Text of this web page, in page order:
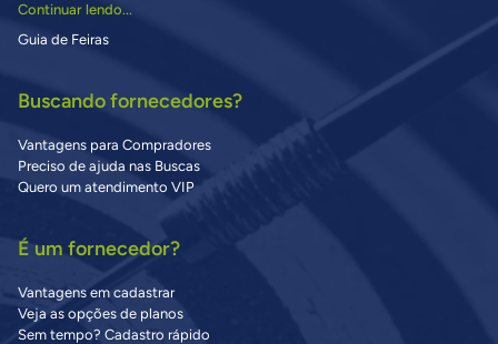
Continuar lendo...
Guia de Feiras
Buscando fornecedores?
Vantagens para Compradores
Preciso de ajuda nas Buscas
Quero um atendimento VIP
É um fornecedor?
Vantagens em cadastrar
Veja as opções de planos
Sem tempo? Cadastro rápido